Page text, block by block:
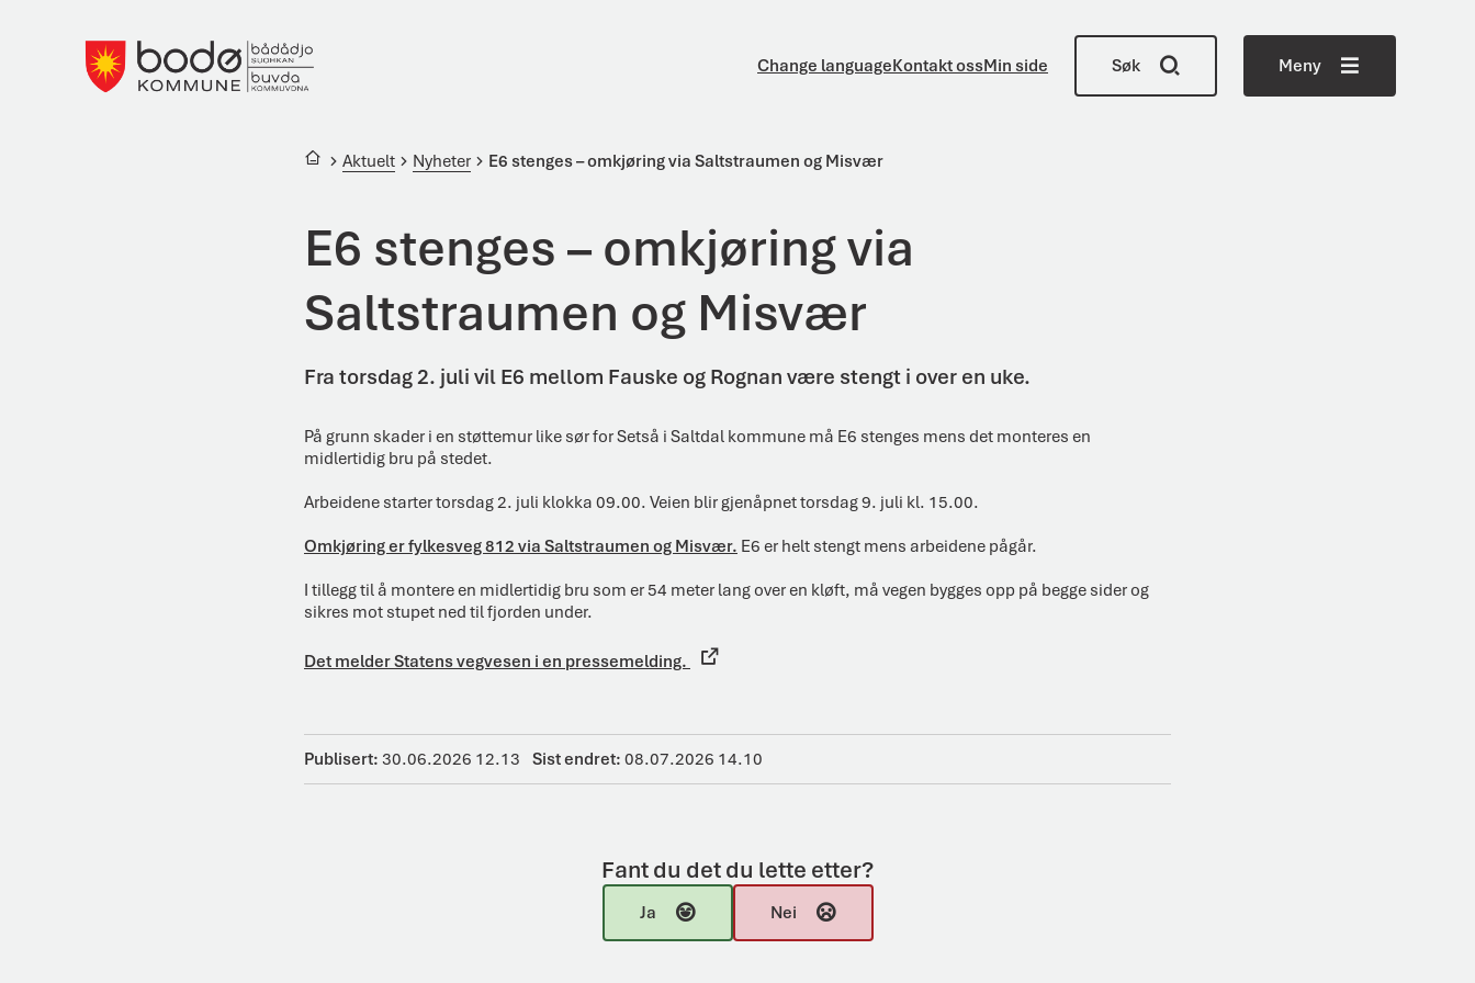
Change languageKontakt ossMin side Søk Meny
Du er her:
Aktuelt Nyheter E6 stenges – omkjøring via Saltstraumen og Misvær
E6 stenges – omkjøring via
Saltstraumen og Misvær
Fra torsdag 2. juli vil E6 mellom Fauske og Rognan være stengt i over en uke.
På grunn skader i en støttemur like sør for Setså i Saltdal kommune må E6 stenges mens det monteres en
midlertidig bru på stedet.
Arbeidene starter torsdag 2. juli klokka 09.00. Veien blir gjenåpnet torsdag 9. juli kl. 15.00.
Omkjøring er fylkesveg 812 via Saltstraumen og Misvær. E6 er helt stengt mens arbeidene pågår.
I tillegg til å montere en midlertidig bru som er 54 meter lang over en kløft, må vegen bygges opp på begge sider og
sikres mot stupet ned til fjorden under.
Det melder Statens vegvesen i en pressemelding.
Publisert 30.06.2026 12.13 Sist endret 08.07.2026 14.10
Fant du det du lette etter?
Ja Nei